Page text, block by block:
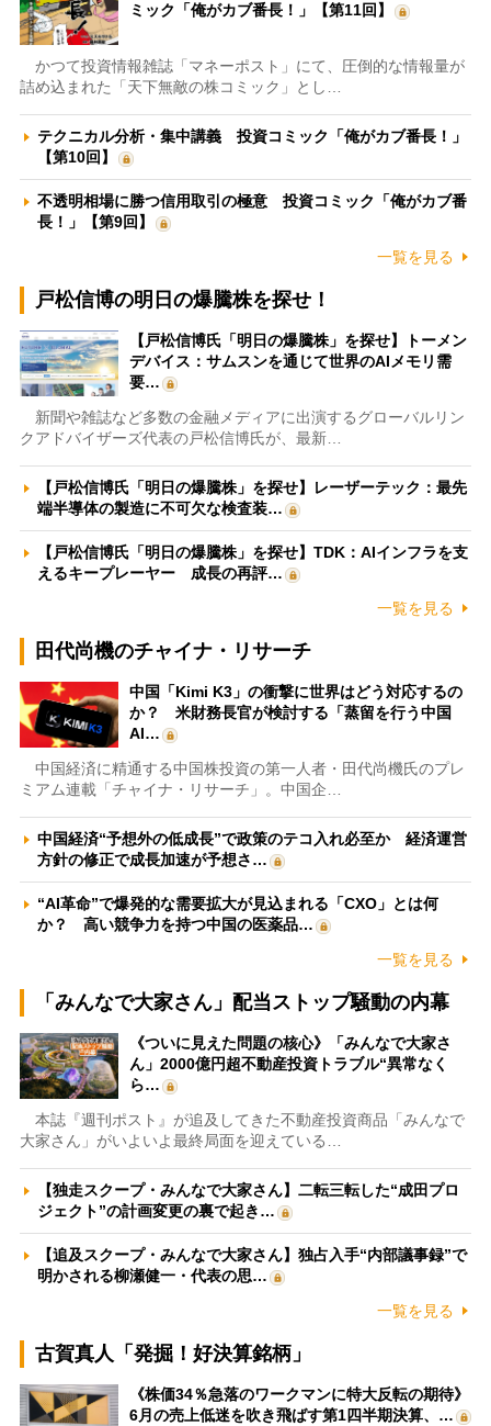
ミック「俺がカブ番長！」【第11回】
かつて投資情報雑誌「マネーポスト」にて、圧倒的な情報量が
詰め込まれた「天下無敵の株コミック」とし…
テクニカル分析・集中講義 投資コミック「俺がカブ番長！」
【第10回】
不透明相場に勝つ信用取引の極意 投資コミック「俺がカブ番
長！」【第9回】
一覧を見る
戸松信博の明日の爆騰株を探せ！
【戸松信博氏「明日の爆騰株」を探せ】トーメン
デバイス：サムスンを通じて世界のAIメモリ需
要…
新聞や雑誌など多数の金融メディアに出演するグローバルリン
クアドバイザーズ代表の戸松信博氏が、最新…
【戸松信博氏「明日の爆騰株」を探せ】レーザーテック：最先
端半導体の製造に不可欠な検査装…
【戸松信博氏「明日の爆騰株」を探せ】TDK：AIインフラを支
えるキープレーヤー 成長の再評…
一覧を見る
田代尚機のチャイナ・リサーチ
中国「Kimi K3」の衝撃に世界はどう対応するの
か？ 米財務長官が検討する「蒸留を行う中国
AI…
中国経済に精通する中国株投資の第一人者・田代尚機氏のプレ
ミアム連載「チャイナ・リサーチ」。中国企…
中国経済“予想外の低成長”で政策のテコ入れ必至か 経済運営
方針の修正で成長加速が予想さ…
“AI革命”で爆発的な需要拡大が見込まれる「CXO」とは何
か？ 高い競争力を持つ中国の医薬品…
一覧を見る
「みんなで大家さん」配当ストップ騒動の内幕
《ついに見えた問題の核心》「みんなで大家さ
ん」2000億円超不動産投資トラブル“異常なく
ら…
本誌『週刊ポスト』が追及してきた不動産投資商品「みんなで
大家さん」がいよいよ最終局面を迎えている…
【独走スクープ・みんなで大家さん】二転三転した“成田プロ
ジェクト”の計画変更の裏で起き…
【追及スクープ・みんなで大家さん】独占入手“内部議事録”で
明かされる柳瀬健一・代表の思…
一覧を見る
古賀真人「発掘！好決算銘柄」
《株価34％急落のワークマンに特大反転の期待》
6月の売上低迷を吹き飛ばす第1四半期決算、…